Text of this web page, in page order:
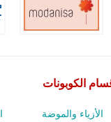
الكوبونات
الأزياء والموضة